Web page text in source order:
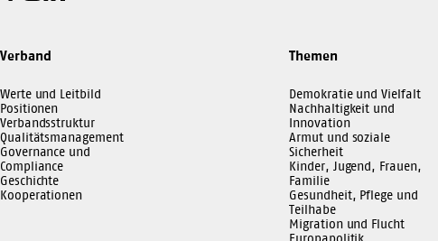
Verband
Werte und Leitbild
Positionen
Verbandsstruktur
Qualitätsmanagement
Governance und
Compliance
Geschichte
Kooperationen
Themen
Demokratie und Vielfalt
Nachhaltigkeit und
Innovation
Armut und soziale
Sicherheit
Kinder, Jugend, Frauen,
Familie
Gesundheit, Pflege und
Teilhabe
Migration und Flucht